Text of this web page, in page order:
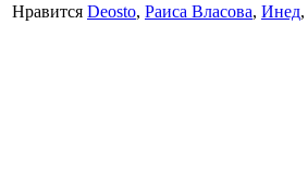
Нравится Deosto, Раиса Власова, Инед,